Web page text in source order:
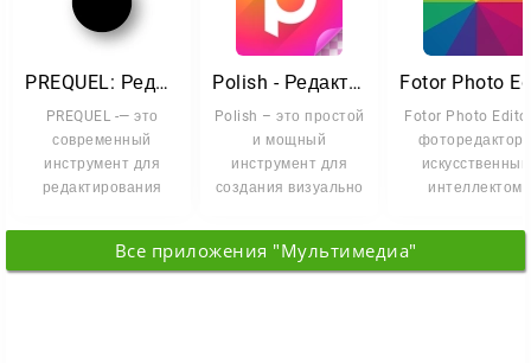
PREQUEL: Редактор фото
PREQUEL -— это
современный
инструмент для
редактирования
видео, который
преобразует
Polish - Редактор с ИИ
Polish – это простой
и мощный
инструмент для
создания визуально
фотографий.
Приложение
Fotor Photo
фоторедактор
искусственным
интеллектом,
превращает
Все приложения "Мультимедиа"